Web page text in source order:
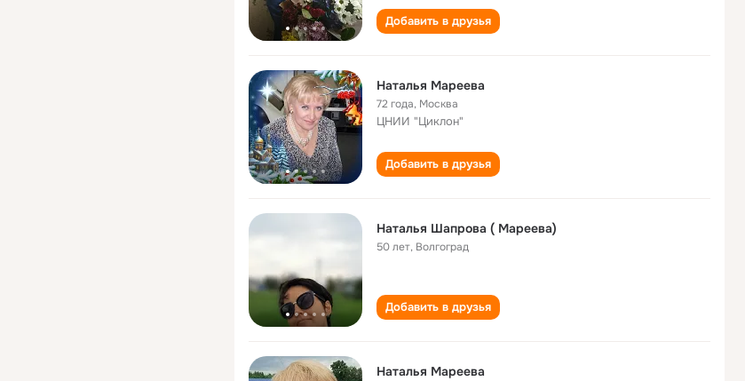
Добавить в друзья
Наталья Мареева
72 года, Москва
ЦНИИ "Циклон"
Добавить в друзья
Наталья Шапрова ( Мареева)
50 лет, Волгоград
Добавить в друзья
Наталья Мареева